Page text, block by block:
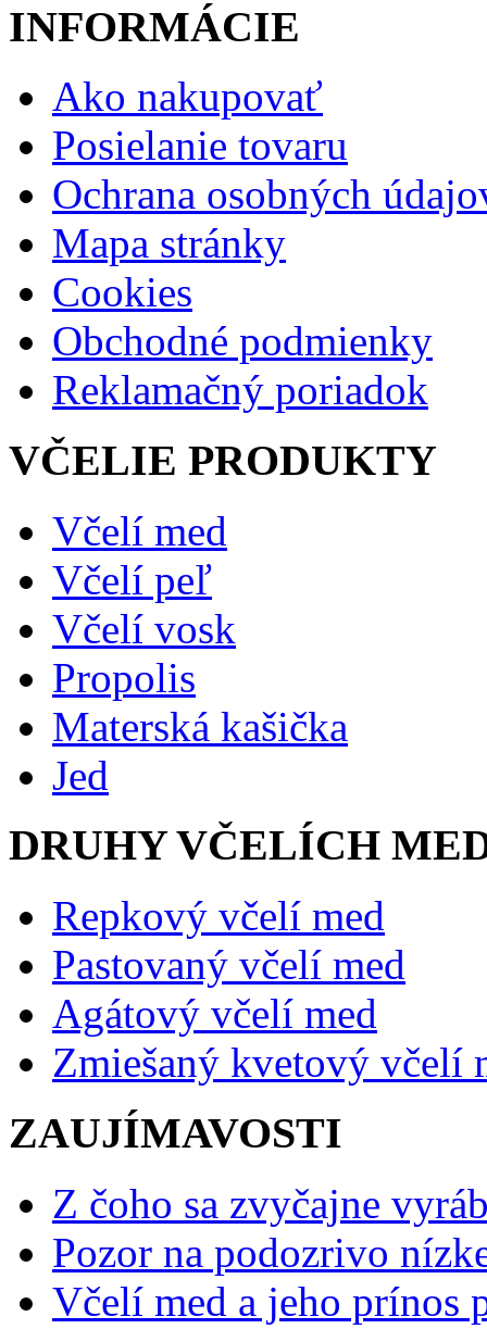
INFORMÁCIE
Ako nakupovať
Posielanie tovaru
Ochrana osobných
Mapa stránky
Cookies
Obchodné podmienky
Reklamačný poriadok
VČELIE PRODUKTY
Včelí med
Včelí peľ
Včelí vosk
Propolis
Materská kašička
Jed
DRUHY VČELÍCH
Repkový včelí med
Pastovaný včelí med
Agátový včelí med
Zmiešaný kvetový včelí
ZAUJÍMAVOSTI
Z čoho sa zvyčajne
Pozor na podozrivo
Včelí med a jeho prínos